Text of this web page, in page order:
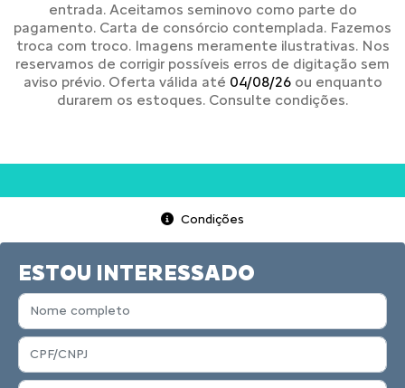
entrada. Aceitamos seminovo como parte do
pagamento. Carta de consórcio contemplada. Fazemos
troca com troco. Imagens meramente ilustrativas. Nos
reservamos de corrigir possíveis erros de digitação sem
aviso prévio. Oferta válida até 04/08/26ou enquanto
durarem os estoques. Consulte condições.
Condições
ESTOU INTERESSADO